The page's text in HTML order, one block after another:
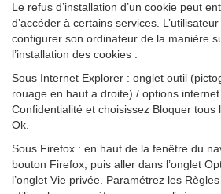
Le refus d’installation d’un cookie peut
d’accéder à certains services.
configurer son ordinateur de la manière
l’installation des cookies :
Sous Internet Explorer : onglet outil
rouage en haut a droite) / options
Confidentialité et choisissez Bloquer tous
Ok.
Sous Firefox : en haut de la fenêtre du
bouton Firefox, puis aller dans l’onglet
l’onglet Vie privée. Paramétrez les